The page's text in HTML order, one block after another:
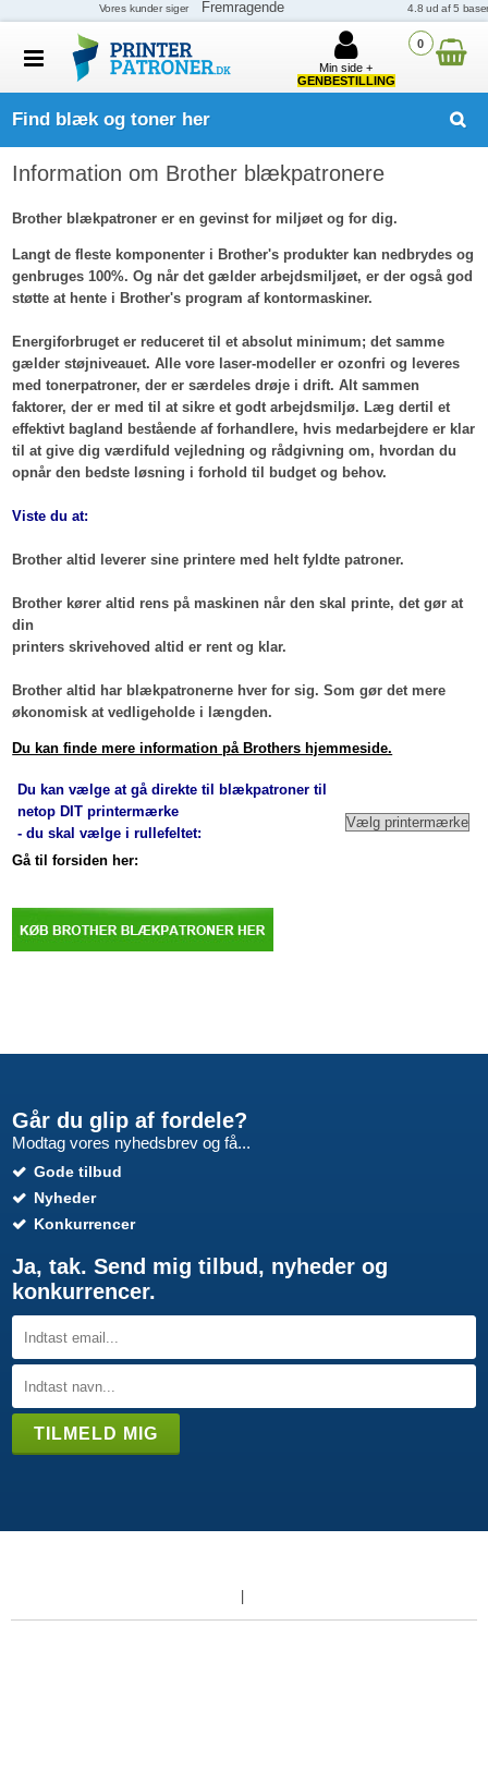
0
Min side +
GENBESTILLING
Find blæk og toner her
Information om Brother blækpatronere
Brother blækpatroner er en gevinst for miljøet og for dig.
Langt de fleste komponenter i Brother's produkter kan nedbrydes og
genbruges 100%. Og når det gælder arbejdsmiljøet, er der også god
støtte at hente i Brother's program af kontormaskiner.
Energiforbruget er reduceret til et absolut minimum; det samme
gælder støjniveauet. Alle vore laser-modeller er ozonfri og leveres
med tonerpatroner, der er særdeles drøje i drift. Alt sammen
faktorer, der er med til at sikre et godt arbejdsmiljø. Læg dertil et
effektivt bagland bestående af forhandlere, hvis medarbejdere er klar
til at give dig værdifuld vejledning og rådgivning om, hvordan du
opnår den bedste løsning i forhold til budget og behov.
Viste du at:
Brother altid leverer sine printere med helt fyldte patroner.
Brother kører altid rens på maskinen når den skal printe, det gør at
din
printers skrivehoved altid er rent og klar.
Brother altid har blækpatronerne hver for sig. Som gør det mere
økonomisk at vedligeholde i længden.
Du kan finde mere information på Brothers hjemmeside.
Du kan vælge at gå direkte til blækpatroner til
netop DIT printermærke
- du skal vælge i rullefeltet:
Gå til forsiden her:
Går du glip af fordele?
Modtag vores nyhedsbrev og få...
Gode tilbud
Nyheder
Konkurrencer
Ja, tak. Send mig tilbud, nyheder og
konkurrencer.